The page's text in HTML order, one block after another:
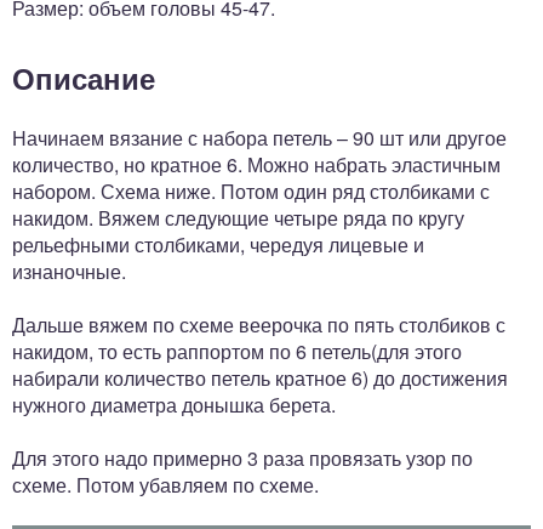
Размер: объем головы 45-47.
Описание
Начинаем вязание с набора петель – 90 шт или другое
количество, но кратное 6. Можно набрать эластичным
набором. Схема ниже. Потом один ряд столбиками с
накидом. Вяжем следующие четыре ряда по кругу
рельефными столбиками, чередуя лицевые и
изнаночные.
Дальше вяжем по схеме веерочка по пять столбиков с
накидом, то есть раппортом по 6 петель(для этого
набирали количество петель кратное 6) до достижения
нужного диаметра донышка берета.
Для этого надо примерно 3 раза провязать узор по
схеме. Потом убавляем по схеме.